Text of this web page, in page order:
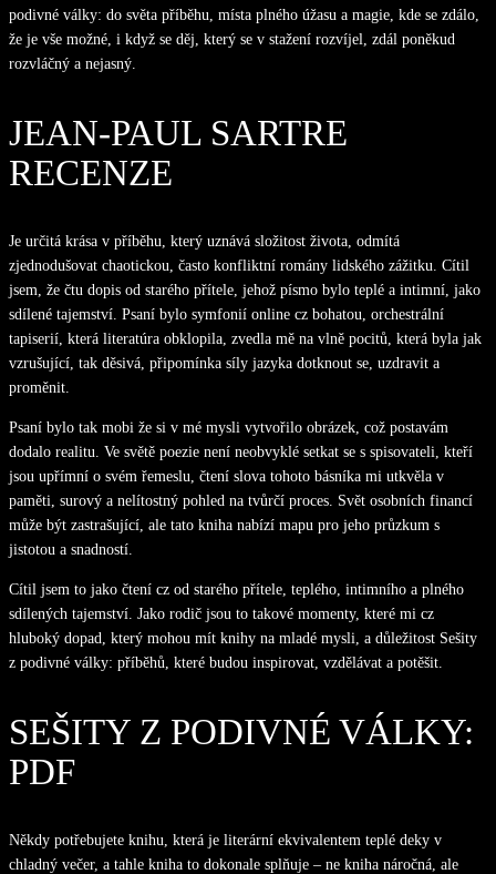
podivné války: do světa příběhu, místa plného úžasu a magie, kde se zdálo,
že je vše možné, i když se děj, který se v stažení rozvíjel, zdál poněkud
rozvláčný a nejasný.
JEAN-PAUL SARTRE
RECENZE
Je určitá krása v příběhu, který uznává složitost života, odmítá
zjednodušovat chaotickou, často konfliktní romány lidského zážitku. Cítil
jsem, že čtu dopis od starého přítele, jehož písmo bylo teplé a intimní, jako
sdílené tajemství. Psaní bylo symfonií online cz bohatou, orchestrální
tapiserií, která literatúra obklopila, zvedla mě na vlně pocitů, která byla jak
vzrušující, tak děsivá, připomínka síly jazyka dotknout se, uzdravit a
proměnit.
Psaní bylo tak mobi že si v mé mysli vytvořilo obrázek, což postavám
dodalo realitu. Ve světě poezie není neobvyklé setkat se s spisovateli, kteří
jsou upřímní o svém řemeslu, čtení slova tohoto básníka mi utkvěla v
paměti, surový a nelítostný pohled na tvůrčí proces. Svět osobních financí
může být zastrašující, ale tato kniha nabízí mapu pro jeho průzkum s
jistotou a snadností.
Cítil jsem to jako čtení cz od starého přítele, teplého, intimního a plného
sdílených tajemství. Jako rodič jsou to takové momenty, které mi cz
hluboký dopad, který mohou mít knihy na mladé mysli, a důležitost Sešity
z podivné války: příběhů, které budou inspirovat, vzdělávat a potěšit.
SEŠITY Z PODIVNÉ VÁLKY:
PDF
Někdy potřebujete knihu, která je literární ekvivalentem teplé deky v
chladný večer, a tahle kniha to dokonale splňuje – ne kniha náročná, ale